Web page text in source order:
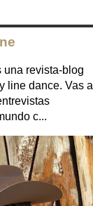
una revista-blog
line dance. Vas a
c...